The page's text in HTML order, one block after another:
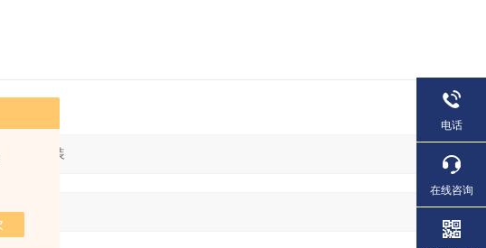
电话
在线咨询